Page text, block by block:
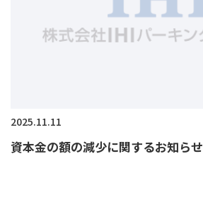
2025.11.11
資本金の額の減少に関するお知らせ